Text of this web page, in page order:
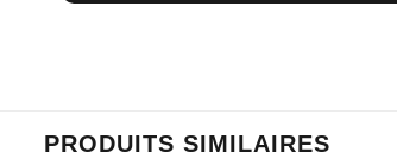
PRODUITS SIMILAIRES